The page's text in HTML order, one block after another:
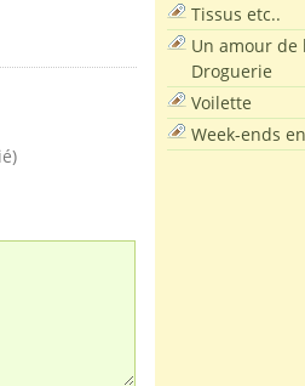
Tissus etc..
Un amour de
Droguerie
Voilette
Week-ends